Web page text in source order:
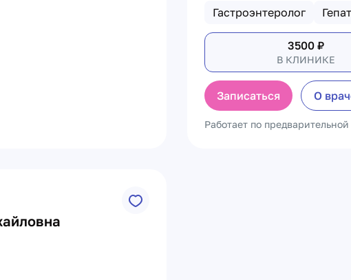
Гастроэнтеролог
3500 ₽
В КЛИНИКЕ
Записаться О
Работает по